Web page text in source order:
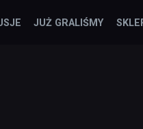
JUŻ GRALIŚMY